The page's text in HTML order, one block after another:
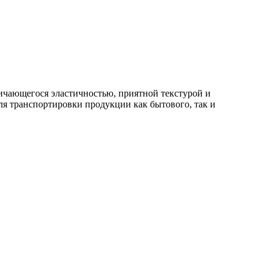
эластичностью, приятной текстурой и
транспортировки продукции как бытового, так и